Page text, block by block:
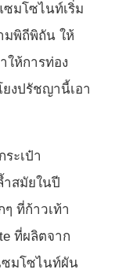
มโซไนท์เริ่ม
มพิถีพิถัน ให้
ให้การท่อง
งปรัชญานี้เอา
ะเป๋า
สมัยในปี
ๆ ที่ก้าวเท้า
ที่ผลิตจาก
ซมโซไนท์ผัน